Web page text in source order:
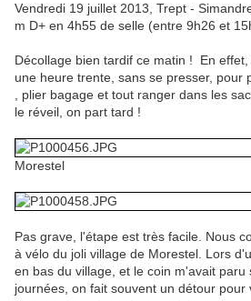
Vendredi 19 juillet 2013, Trept -
m D+ en 4h55 de selle (entre 9h26 et
Décollage bien tardif ce matin ! En
une heure trente, sans se presser, pour
, plier bagage et tout ranger dans les
le réveil, on part tard !
Morestel
Pas grave, l'étape est très facile. Nous
à vélo du joli village de Morestel. Lors
en bas du village, et le coin m'avait paru
journées, on fait souvent un détour pour